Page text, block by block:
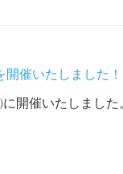
催いたしました！
開催いたしまし